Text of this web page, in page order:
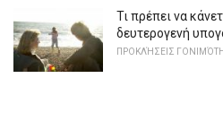
Τι πρέπει να
δευτερογενή
ΠΡΟΚΛΉΣΕΙΣ